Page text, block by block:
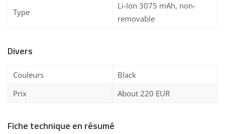
Type
Li-Ion 3075 mAh, non-
removable
Divers
Couleurs
Black
Prix
About 220 EUR
Fiche technique en résumé